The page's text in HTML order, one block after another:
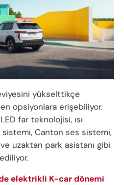
yükselttikçe
opsiyonlara erişebiliyor.
far teknolojisi, ısı
Canton ses sistemi,
uzaktan park asistanı gibi
elektrikli K-car dönemi